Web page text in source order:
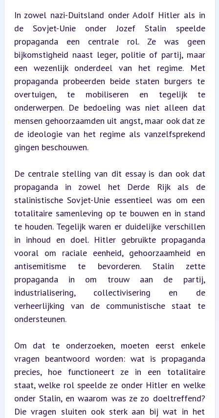
In zowel nazi-Duitsland onder Adolf Hitler als in
de Sovjet-Unie onder Jozef Stalin speelde
propaganda een centrale rol. Ze was geen
bijkomstigheid naast leger, politie of partij, maar
een wezenlijk onderdeel van het regime. Met
propaganda probeerden beide staten burgers te
overtuigen, te mobiliseren en tegelijk te
onderwerpen. De bedoeling was niet alleen dat
mensen gehoorzaamden uit angst, maar ook dat ze
de ideologie van het regime als vanzelfsprekend
gingen beschouwen.
De centrale stelling van dit essay is dan ook dat
propaganda in zowel het Derde Rijk als de
stalinistische Sovjet-Unie essentieel was om een
totalitaire samenleving op te bouwen en in stand
te houden. Tegelijk waren er duidelijke verschillen
in inhoud en doel. Hitler gebruikte propaganda
vooral om raciale eenheid, gehoorzaamheid en
antisemitisme te bevorderen. Stalin zette
propaganda in om trouw aan de partij,
industrialisering, collectivisering en de
verheerlijking van de communistische staat te
ondersteunen.
Om dat te onderzoeken, moeten eerst enkele
vragen beantwoord worden: wat is propaganda
precies, hoe functioneert ze in een totalitaire
staat, welke rol speelde ze onder Hitler en welke
onder Stalin, en waarom was ze zo doeltreffend?
Die vragen sluiten ook sterk aan bij wat in het